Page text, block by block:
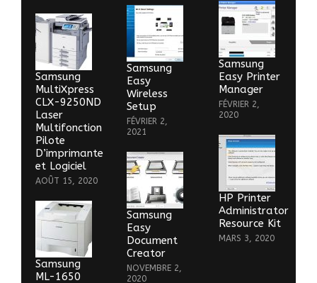
Samsung
MultiXpress
CLX-9250ND
Laser
Multifonction
Pilote
D’imprimante
et Logiciel
AOÛT 15, 2020
Samsung
ML-1650
Samsung
Easy
Wireless
Setup
FÉVRIER 2,
2021
Samsung
Easy
Document
Creator
NOVEMBRE 2,
2020
Samsung
Easy Printer
Manager
FÉVRIER 2,
2020
HP Printer
Administrator
Resource Kit
MARS 3, 2020